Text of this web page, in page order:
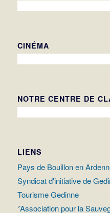
CINÉMA
NOTRE CENTRE DE
LIENS
Pays de Bouillon en
Syndicat d'initiative de
Tourisme Gedinne
‘’Association pour la